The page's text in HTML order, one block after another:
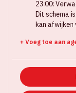
23:00:
Dit schema
kan afwijken
+ Voeg toe aan